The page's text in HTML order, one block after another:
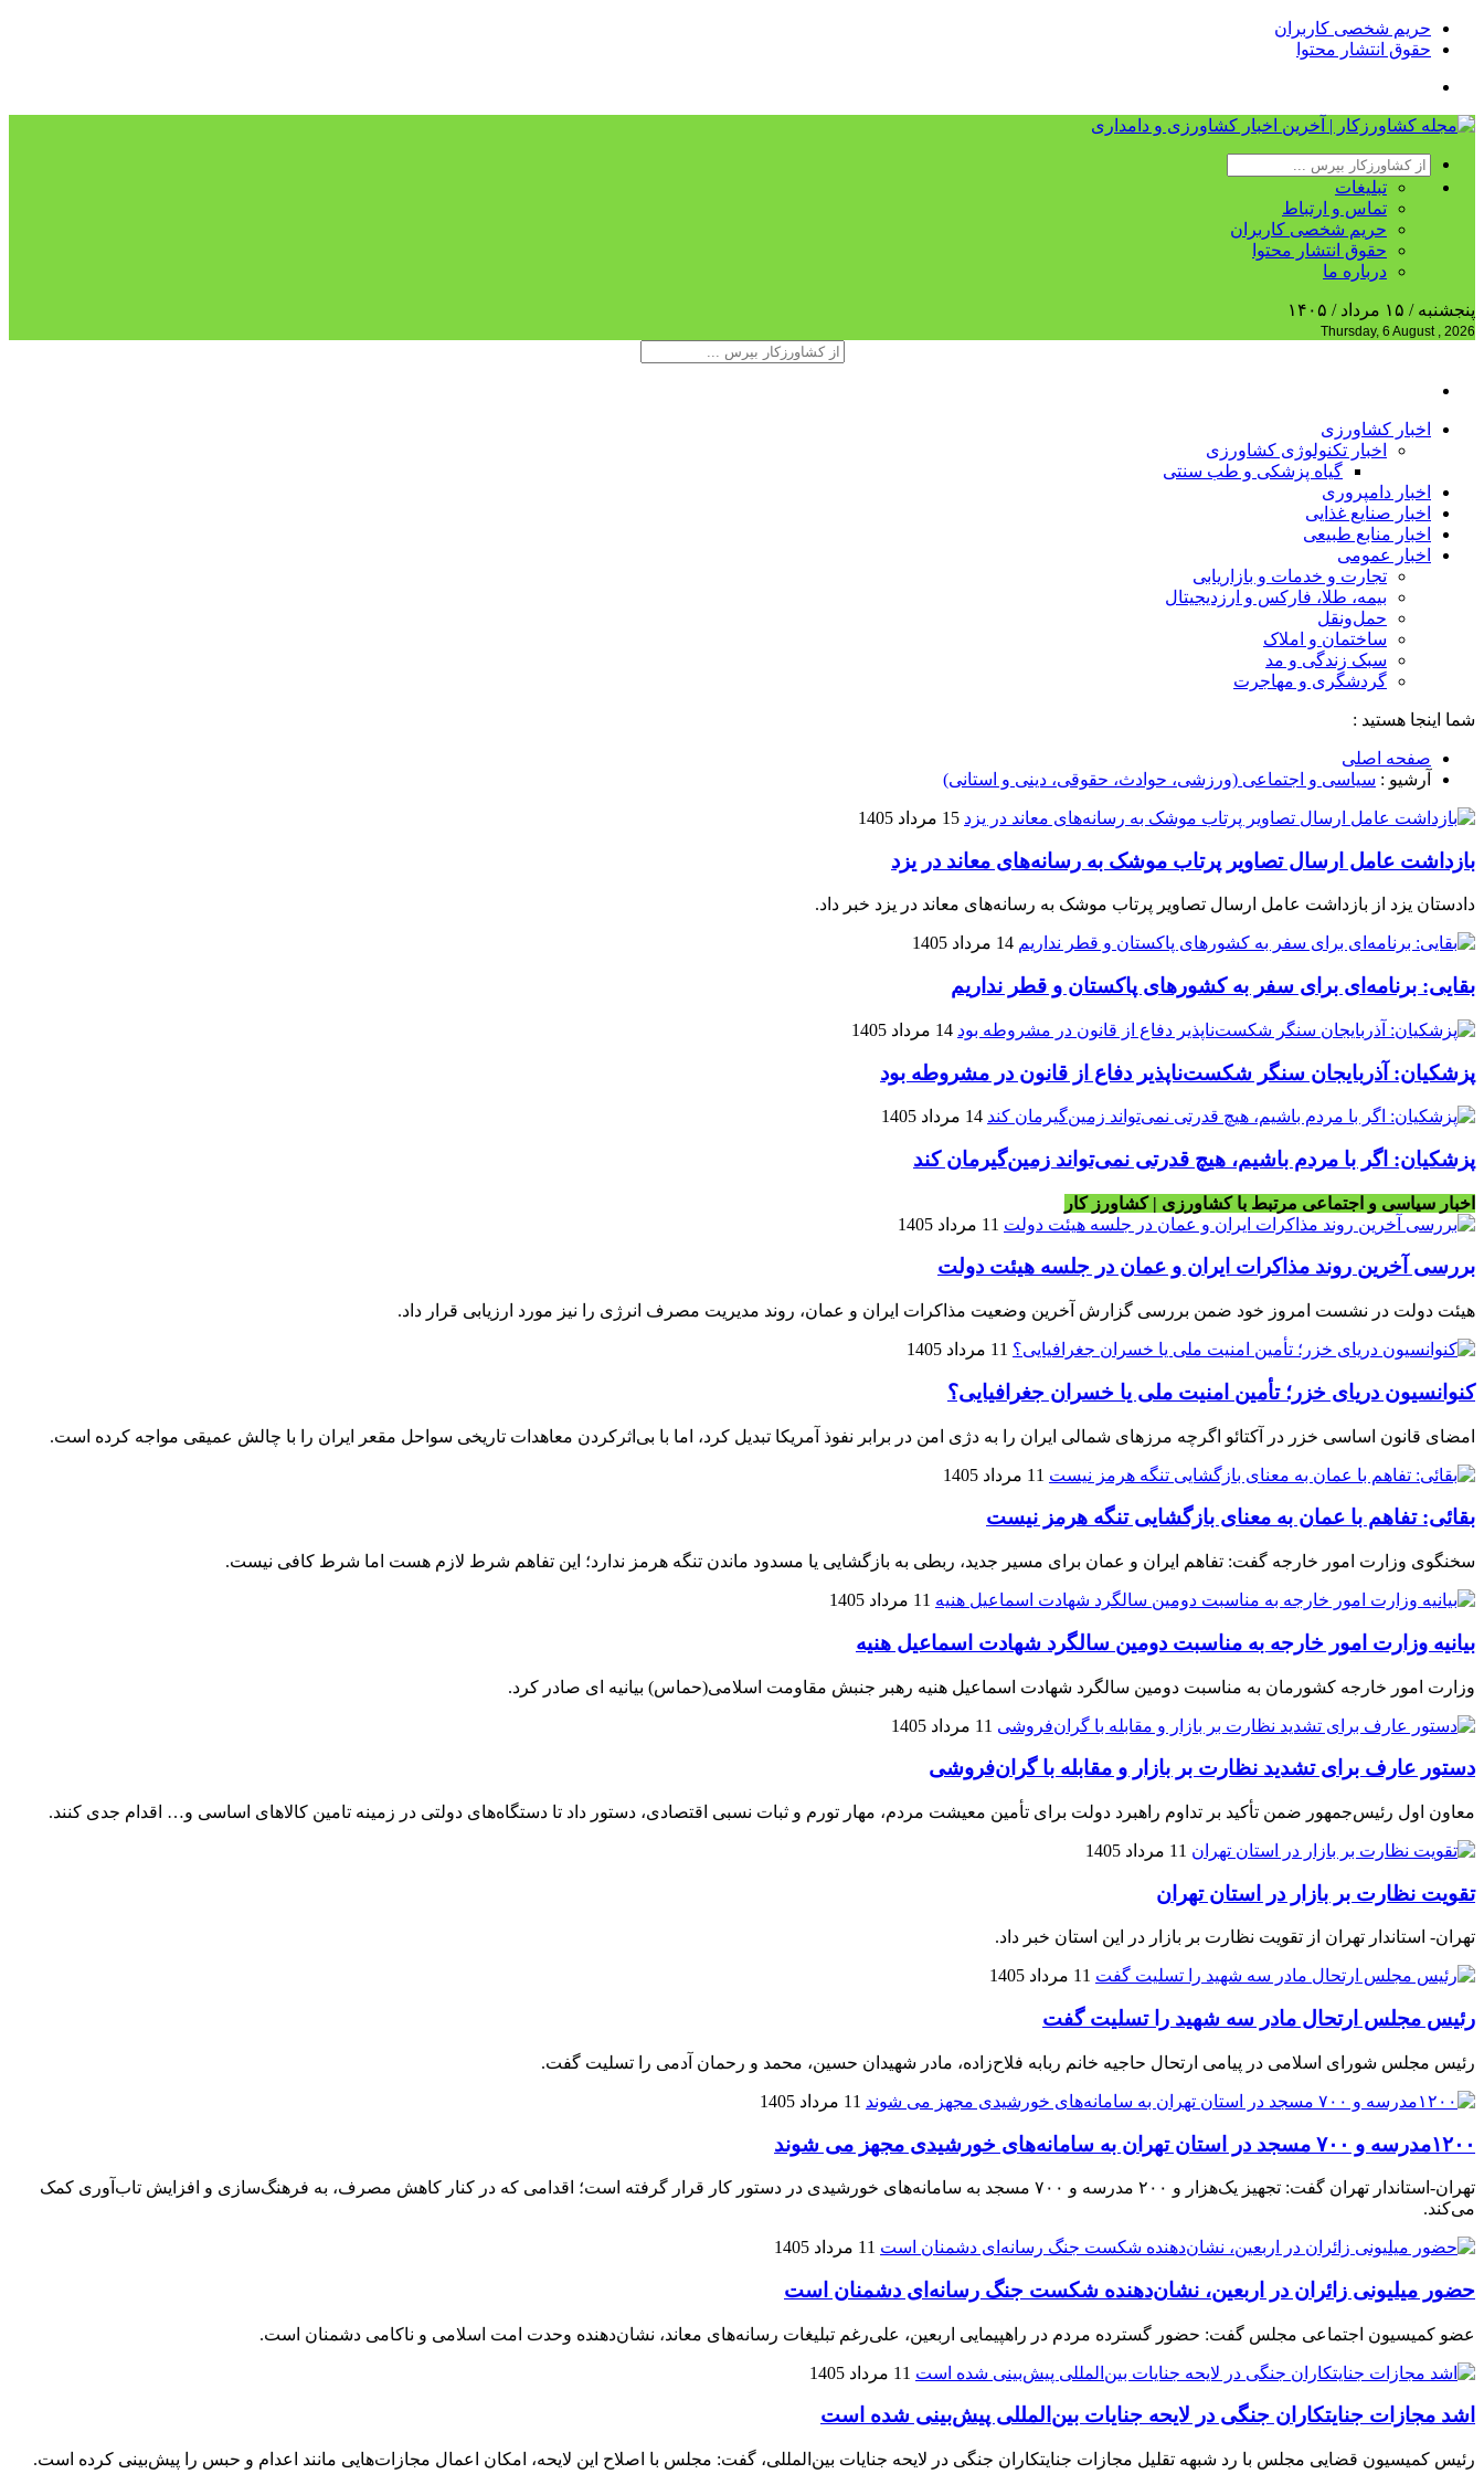
حریم شخصی کاربران
حقوق انتشار محتوا
تبلیغات
تماس و ارتباط
حریم شخصی کاربران
حقوق انتشار محتوا
درباره ما
پنجشنبه / ۱۵ مرداد / ۱۴۰۵
Thursday, 6 August , 2026
اخبار کشاورزی
اخبار تکنولوژی کشاورزی
گیاه پزشکی و طب سنتی
اخبار دامپروری
اخبار صنایع غذایی
اخبار منابع طبیعی
اخبار عمومی
تجارت و خدمات و بازاریابی
بیمه، طلا، فارکس و ارزدیجیتال
حمل‌و‌نقل
ساختمان و املاک
سبک زندگی و مد
گردشگری و مهاجرت
شما اینجا هستید :
صفحه اصلی
آرشیو : سیاسی و اجتماعی (ورزشی، حوادث، حقوقی، دینی و استانی)
15 مرداد 1405
بازداشت عامل ارسال تصاویر پرتاب موشک به رسانه‌های معاند در یزد
دادستان یزد از بازداشت عامل ارسال تصاویر پرتاب موشک به رسانه‌های معاند در یزد خبر ‌داد.
14 مرداد 1405
بقایی: برنامه‌ای برای سفر به کشورهای پاکستان و قطر نداریم
14 مرداد 1405
پزشکیان: آذربایجان سنگر شکست‌ناپذیر دفاع از قانون در مشروطه بود
14 مرداد 1405
پزشکیان: اگر با مردم باشیم، هیچ قدرتی نمی‌تواند زمین‌گیرمان کند
اخبار سیاسی و اجتماعی مرتبط با کشاورزی | کشاورز کار
11 مرداد 1405
بررسی آخرین روند مذاکرات ایران و عمان در جلسه هیئت دولت
هیئت دولت در نشست امروز خود ضمن بررسی گزارش آخرین وضعیت مذاکرات ایران و عمان، روند مدیریت مصرف انرژی را نیز مورد ارزیابی قرار داد.
11 مرداد 1405
کنوانسیون دریای خزر؛ تأمین امنیت ملی یا خسران جغرافیایی؟
امضای قانون اساسی خزر در آکتائو اگرچه مرزهای شمالی ایران را به دژی امن در برابر نفوذ آمریکا تبدیل کرد، اما با بی‌اثرکردن معاهدات تاریخی سواحل مقعر ایران را با چالش عمیقی مواجه کرده است.
11 مرداد 1405
بقائی: تفاهم با عمان به معنای بازگشایی تنگه هرمز نیست
سخنگوی وزارت امور خارجه گفت: تفاهم ایران و عمان برای مسیر جدید، ربطی به بازگشایی یا مسدود ماندن تنگه هرمز ندارد؛ این تفاهم شرط لازم هست اما شرط کافی نیست.
11 مرداد 1405
بیانیه وزارت امور خارجه به مناسبت دومین سالگرد شهادت اسماعیل هنیه
وزارت امور خارجه کشورمان به مناسبت دومین سالگرد شهادت اسماعیل هنیه رهبر جنبش مقاومت اسلامی(حماس) بیانیه ای صادر کرد.
11 مرداد 1405
دستور عارف برای تشدید نظارت بر بازار و مقابله با گران‌فروشی
معاون اول رئیس‌جمهور ضمن تأکید بر تداوم راهبرد دولت برای تأمین معیشت مردم، مهار تورم و ثبات نسبی اقتصادی، دستور داد تا دستگاه‌های دولتی در زمینه تامین کالاهای اساسی و… اقدام جدی کنند.
11 مرداد 1405
تقویت نظارت بر بازار در استان تهران
تهران- استاندار تهران از تقویت نظارت بر بازار در این استان خبر داد.
11 مرداد 1405
رئیس مجلس ارتحال مادر سه شهید را تسلیت گفت
رئیس مجلس شورای اسلامی در پیامی ارتحال حاجیه خانم ربابه فلاح‌زاده، مادر شهیدان حسین، محمد و رحمان آدمی را تسلیت گفت.
11 مرداد 1405
۱۲۰۰مدرسه و ۷۰۰ مسجد در استان تهران به سامانه‌های خورشیدی مجهز می شوند
تهران-استاندار تهران گفت: تجهیز یک‌هزار و ۲۰۰ مدرسه و ۷۰۰ مسجد به سامانه‌های خورشیدی در دستور کار قرار گرفته است؛ اقدامی که در کنار کاهش مصرف، به فرهنگ‌سازی و افزایش تاب‌آوری کمک
می‌کند.
11 مرداد 1405
حضور میلیونی زائران در اربعین، نشان‌دهنده شکست جنگ رسانه‌ای دشمنان است
عضو کمیسیون اجتماعی مجلس گفت: حضور گسترده مردم در راهپیمایی اربعین، علی‌رغم تبلیغات رسانه‌های معاند، نشان‌دهنده وحدت امت اسلامی و ناکامی دشمنان است.
11 مرداد 1405
اشد مجازات جنایتکاران جنگی در لایحه جنایات بین‌المللی پیش‌بینی شده است
رئیس کمیسیون قضایی مجلس با رد شبهه تقلیل مجازات جنایتکاران جنگی در لایحه جنایات بین‌المللی، گفت: مجلس با اصلاح این لایحه، امکان اعمال مجازات‌هایی مانند اعدام و حبس را پیش‌بینی کرده است.